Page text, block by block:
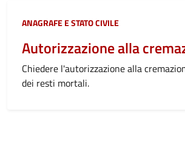
Categoria:
ANAGRAFE E STATO CIVILE
Autorizzazione alla
Chiedere l'autorizzazione alla
dei resti mortali.